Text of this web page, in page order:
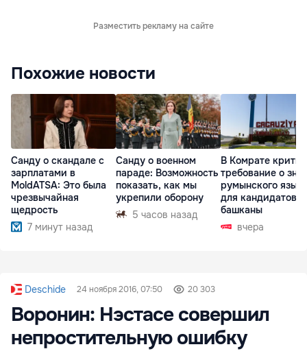
Разместить рекламу на сайте
Похожие новости
Санду о скандале с
зарплатами в
MoldATSA: Это была
чрезвычайная
щедрость
7 минут назад
Санду о военном
параде: Возможность
показать, как мы
укрепили оборону
5 часов назад
В Комрате
требование о
румынского
для кандидатов в
башканы
вчера
Deschide 24 ноября 2016, 07:50 20 303
Воронин: Нэстасе совершил
непростительную ошибку